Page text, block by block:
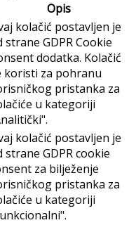
Opis
kolačić postavljen je
strane GDPR Cookie
dodatka. Kolačić
koristi za pohranu
pristanka za
u kategoriji
kolačić postavljen je
strane GDPR cookie
za bilježenje
pristanka za
u kategoriji